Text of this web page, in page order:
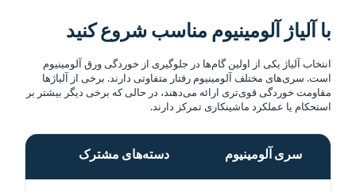
با آلیاژ آلومینیوم مناسب شروع کنید
انتخاب آلیاژ یکی از اولین گام‌ها در جلوگیری از خوردگی ورق آلومینیوم
است. سری‌های مختلف آلومینیوم رفتار متفاوتی دارند. برخی از آلیاژها
مقاومت خوردگی قوی‌تری ارائه می‌دهند، در حالی که برخی دیگر بیشتر بر
استحکام یا عملکرد ماشینکاری تمرکز دارند.
سری آلومینیوم دسته‌های مشترک